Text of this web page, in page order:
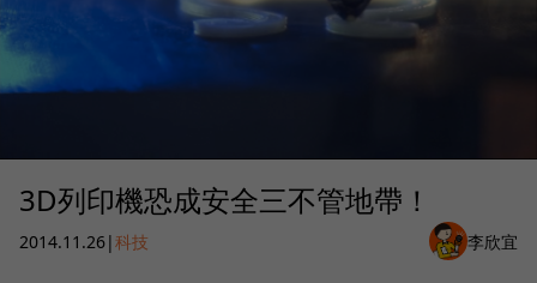
3D列印機恐成安全三不管地帶！
2014.11.26|科技 李欣宜